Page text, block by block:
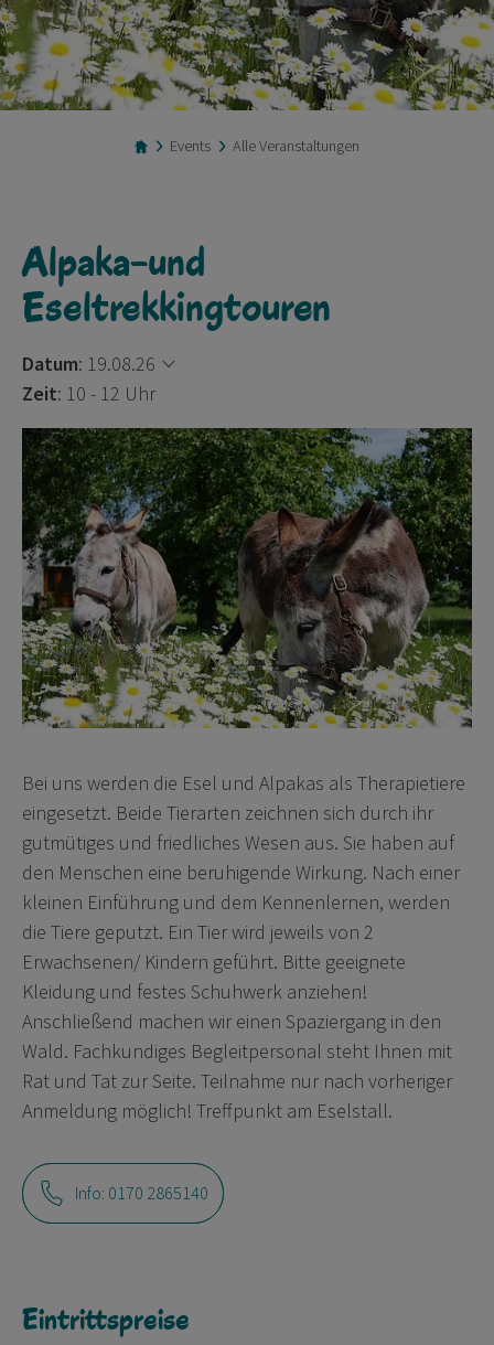
Events Alle Veranstaltungen
Alpaka-und
Eseltrekkingtouren
Datum: 19.08.26
Zeit: 10 - 12 Uhr
Bei uns werden die Esel und Alpakas als Therapietiere
eingesetzt. Beide Tierarten zeichnen sich durch ihr
gutmütiges und friedliches Wesen aus. Sie haben auf
den Menschen eine beruhigende Wirkung. Nach einer
kleinen Einführung und dem Kennenlernen, werden
die Tiere geputzt. Ein Tier wird jeweils von 2
Erwachsenen/ Kindern geführt. Bitte geeignete
Kleidung und festes Schuhwerk anziehen!
Anschließend machen wir einen Spaziergang in den
Wald. Fachkundiges Begleitpersonal steht Ihnen mit
Rat und Tat zur Seite. Teilnahme nur nach vorheriger
Anmeldung möglich! Treffpunkt am Eselstall.
Info: 0170 2865140
Eintrittspreise